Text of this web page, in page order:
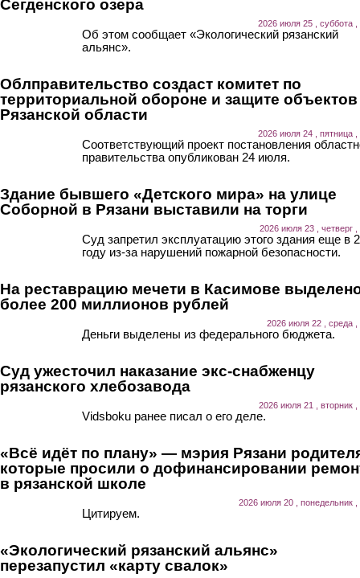
Сегденского озера
2026 июля 25 , суббота ,
Об этом сообщает «Экологический рязанский
альянс».
Облправительство создаст комитет по
территориальной обороне и защите объектов
Рязанской области
2026 июля 24 , пятница ,
Соответствующий проект постановления
правительства опубликован 24 июля.
Здание бывшего «Детского мира» на улице
Соборной в Рязани выставили на торги
2026 июля 23 , четверг ,
Суд запретил эксплуатацию этого здания еще в
году из-за нарушений пожарной безопасности.
На реставрацию мечети в Касимове
более 200 миллионов рублей
2026 июля 22 , среда ,
Деньги выделены из федерального бюджета.
Суд ужесточил наказание экс-снабженцу
рязанского хлебозавода
2026 июля 21 , вторник ,
Vidsboku ранее писал о его деле.
«Всё идёт по плану» — мэрия Рязани
которые просили о дофинансировании
в рязанской школе
2026 июля 20 , понедельник ,
Цитируем.
«Экологический рязанский альянс»
перезапустил «карту свалок»